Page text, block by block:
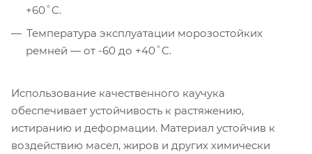
+60˚C.
Температура эксплуатации морозостойких
ремней — от -60 до +40˚C.
Использование качественного каучука
обеспечивает устойчивость к растяжению,
истиранию и деформации. Материал устойчив к
воздействию масел, жиров и других химически